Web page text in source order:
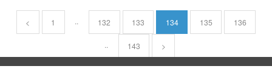
< 1 .. 132 133 134 135 136
.. 143 >